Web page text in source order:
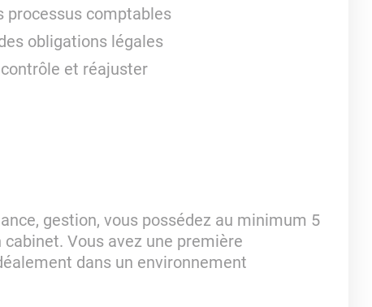
processus comptables
obligations légales
et réajuster
gestion, vous possédez au minimum 5
Vous avez une première
dans un environnement